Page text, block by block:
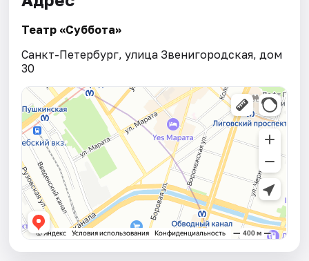
Театр «Суббота»
Санкт-Петербург, улица Звенигородская, дом
30